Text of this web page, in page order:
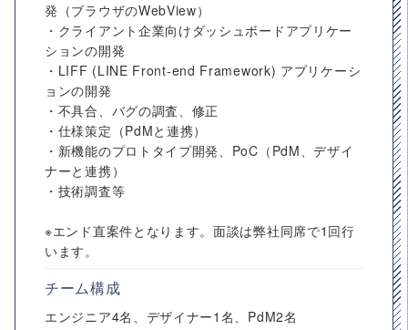
発（ブラウザのWebView）
・クライアント企業向けダッシュボードアプリケー
ションの開発
・LIFF (LINE Front-end Framework) アプリケーシ
ョンの開発
・不具合、バグの調査、修正
・仕様策定（PdMと連携）
・新機能のプロトタイプ開発、PoC（PdM、デザイ
ナーと連携）
・技術調査等
※エンド直案件となります。面談は弊社同席で1回行
います。
チーム構成
エンジニア4名、デザイナー1名、PdM2名